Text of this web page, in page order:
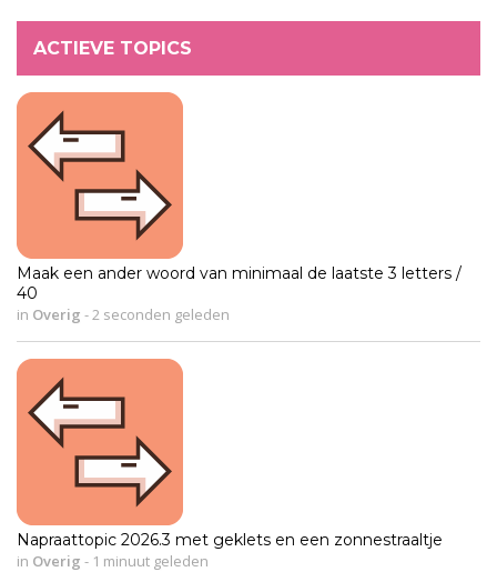
ACTIEVE TOPICS
Maak een ander woord van minimaal de laatste 3 letters /
40
in Overig - 2 seconden geleden
Napraattopic 2026.3 met geklets en een zonnestraaltje
in Overig - 1 minuut geleden